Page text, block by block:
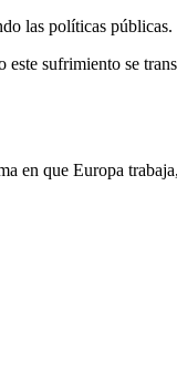
las políticas públicas.
sufrimiento se
en que Europa